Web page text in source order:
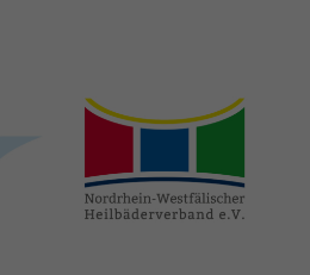
heilbaeder.de